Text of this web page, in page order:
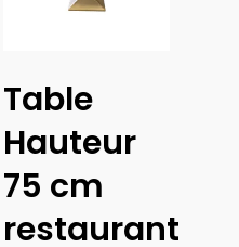
Table
Hauteur
75 cm
restaurant